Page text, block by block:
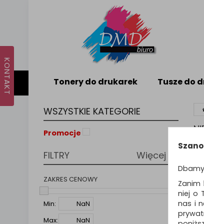
Tonery do drukarek Tusze do
WSZYSTKIE KATEGORIE
Promocje
FILTRY Więcej
ZAKRES CENOWY
Min:
Max:
Zanim
niej o
nas i